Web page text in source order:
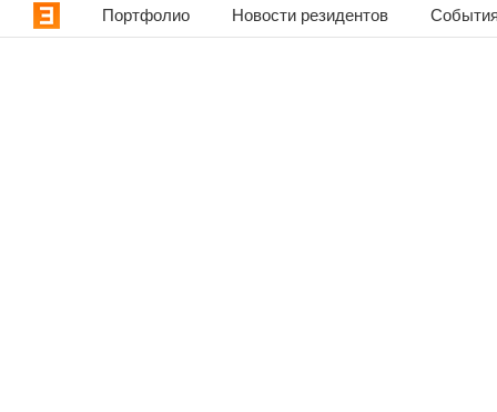
Портфолио Новости резидентов